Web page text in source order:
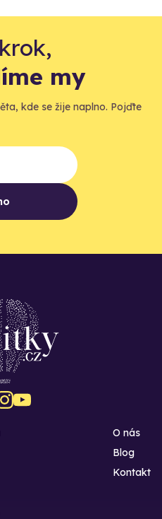
my
kde se žije naplno. Pojďte
O nás
Blog
Kontakt